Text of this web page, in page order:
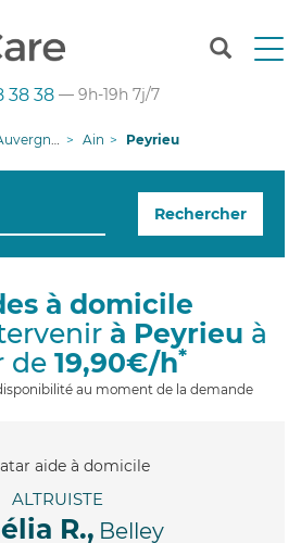
T
n
g
38 38 — 9h-19h 7j/7
Rhône-Alpes Ain Peyrieu
Rechercher
à domicile
à Peyrieu à
de 19,90€/h*
au moment de la demande
ALTRUISTE
R., Belley